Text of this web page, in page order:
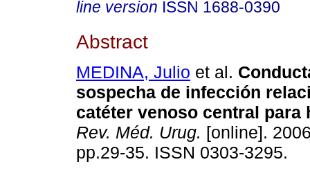
line version ISSN 1688-0390
Abstract
MEDINA, Julio et al.
sospecha de infección
catéter venoso central para
Rev. Méd. Urug. [online].
pp.29-35. ISSN 0303-3295.